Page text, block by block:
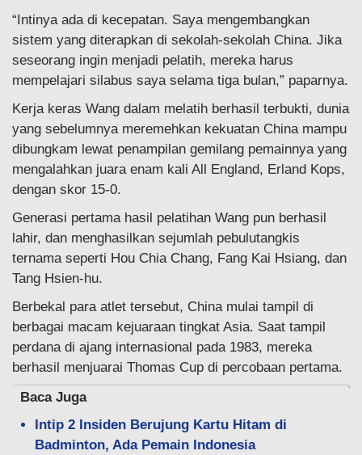
“Intinya ada di kecepatan. Saya mengembangkan
sistem yang diterapkan di sekolah-sekolah China. Jika
seseorang ingin menjadi pelatih, mereka harus
mempelajari silabus saya selama tiga bulan,” paparnya.
Kerja keras Wang dalam melatih berhasil terbukti, dunia
yang sebelumnya meremehkan kekuatan China mampu
dibungkam lewat penampilan gemilang pemainnya yang
mengalahkan juara enam kali All England, Erland Kops,
dengan skor 15-0.
Generasi pertama hasil pelatihan Wang pun berhasil
lahir, dan menghasilkan sejumlah pebulutangkis
ternama seperti Hou Chia Chang, Fang Kai Hsiang, dan
Tang Hsien-hu.
Berbekal para atlet tersebut, China mulai tampil di
berbagai macam kejuaraan tingkat Asia. Saat tampil
perdana di ajang internasional pada 1983, mereka
berhasil menjuarai Thomas Cup di percobaan pertama.
Baca Juga
Intip 2 Insiden Berujung Kartu Hitam di
Badminton, Ada Pemain Indonesia